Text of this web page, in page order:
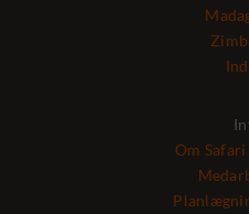
Om